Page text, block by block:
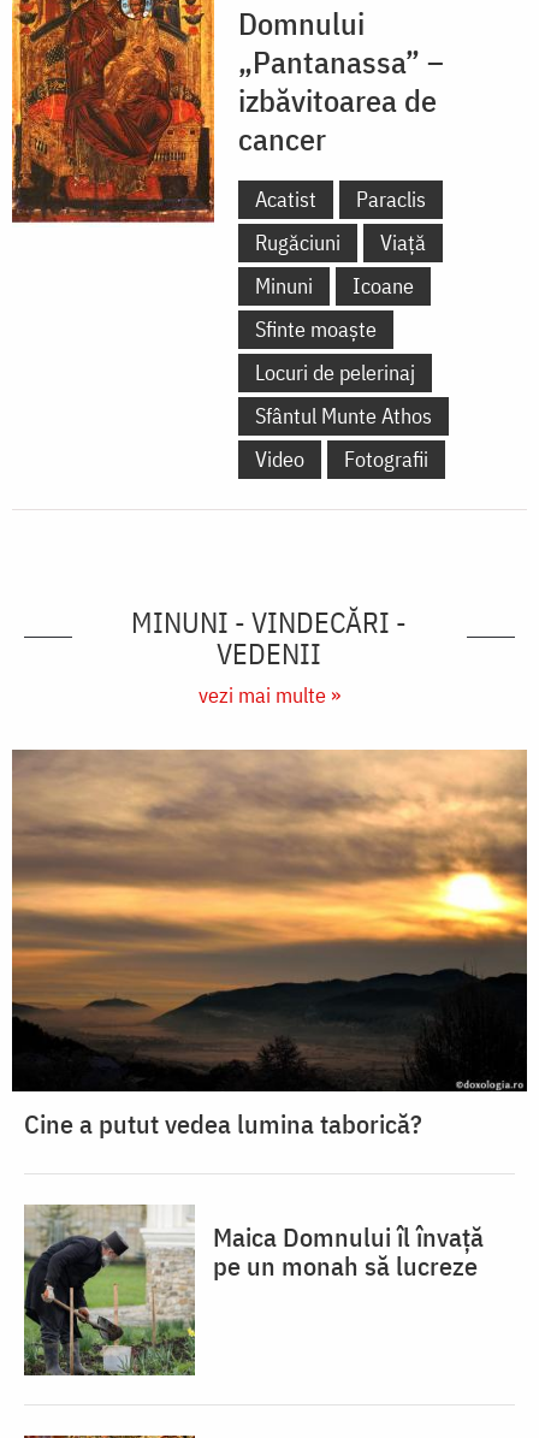
Domnului
„Pantanassa” –
izbăvitoarea de
cancer
Acatist
Paraclis
Rugăciuni
Viață
Minuni
Icoane
Sfinte moaște
Locuri de pelerinaj
Sfântul Munte Athos
Video
Fotografii
MINUNI - VINDECĂRI -
VEDENII
vezi mai multe »
Cine a putut vedea lumina taborică?
Maica Domnului îl învață
pe un monah să lucreze